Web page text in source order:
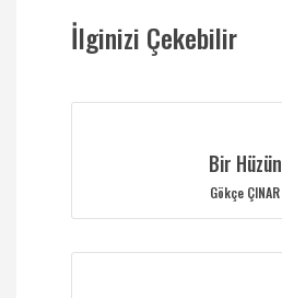
İlginizi Çekebilir
Bir Hüzün
Gökçe ÇINAR